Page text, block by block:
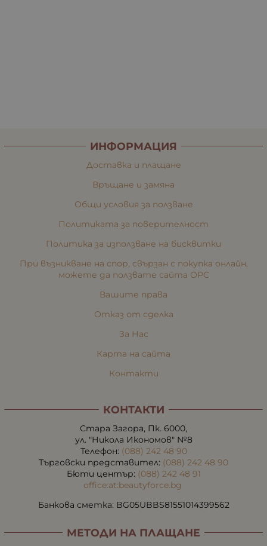
ИНФОРМАЦИЯ
Доставка и плащане
Връщане и замяна
Общи условия за ползване
Политиката за поверителност
Политика за използване на бисквитки
При възникване на спор, свързан с покупка онлайн,
можете да ползвате сайта ОРС
Вашите права
Отказ от сделка
За Нас
Карта на сайта
Контакти
КОНТАКТИ
Стара Загора, Пк. 6000,
ул. "Никола Икономов" №8
Телефон: (088) 242 48 90
Търговски представител: (088) 242 48 90
Бюти център: (088) 242 48 91
office:at:beautyforce.bg
Банкова сметка: BG05UBBS81551014399562
МЕТОДИ НА ПЛАЩАНЕ